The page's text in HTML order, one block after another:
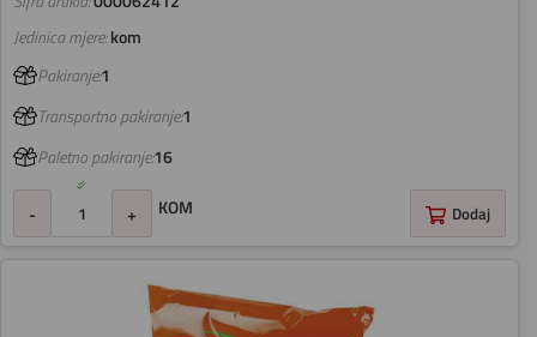
Jedinica mjere:kom
Pakiranje:1
Transportno pakiranje:1
Paletno pakiranje:16
- + KOM Dodaj